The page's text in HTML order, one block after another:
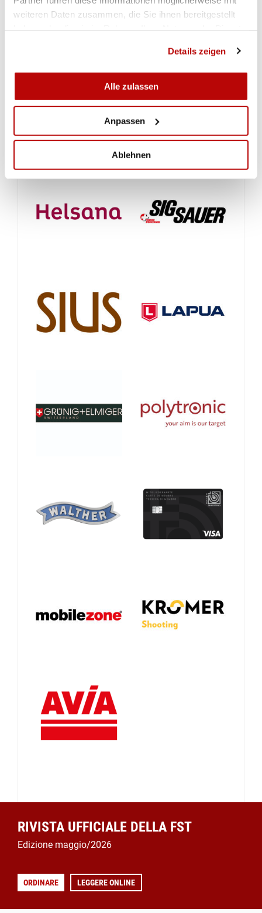
weiteren Daten zusammen, die Sie ihnen bereitgestellt
Details zeigen
Alle zulassen
Anpassen
Ablehnen
ALLA GALLERIA
RIVISTA UFFICIALE DELLA FST
Edizione maggio/2026
ORDINARE LEGGERE ONLINE